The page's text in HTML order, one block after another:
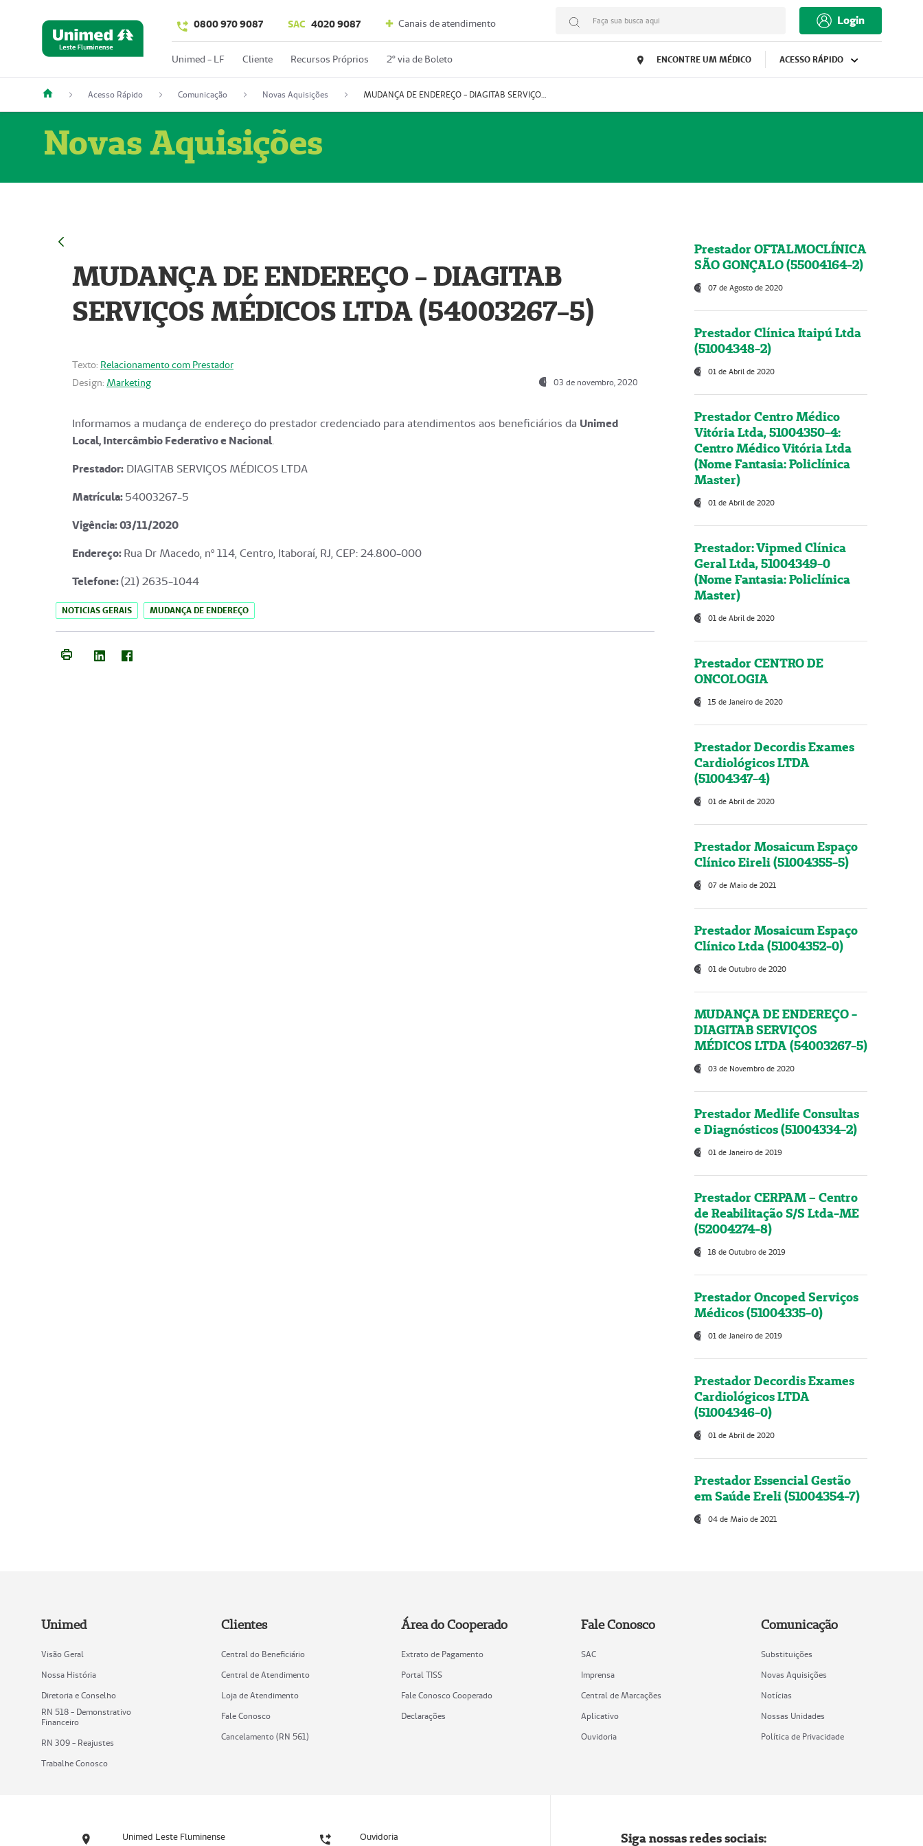
0800 970 9087 SAC 4020 9087 Canais de atendimento Faça sua busca aqui Login
Unimed - LF Cliente Recursos Próprios 2º via de Boleto ENCONTRE UM MÉDICO ACESSO RÁPIDO
Acesso Rápido Comunicação Novas Aquisições MUDANÇA DE ENDEREÇO - DIAGITAB SERVIÇOS MÉDICOS LTDA (54003267-5)
Novas Aquisições
MUDANÇA DE ENDEREÇO - DIAGITAB
SERVIÇOS MÉDICOS LTDA (54003267-5)
Texto: Relacionamento com Prestador
Design: Marketing 03 de novembro, 2020
Informamos a mudança de endereço do prestador credenciado para atendimentos aos beneficiários da Unimed
Local, Intercâmbio Federativo e Nacional.
Prestador: DIAGITAB SERVIÇOS MÉDICOS LTDA
Matrícula:54003267-5
Vigência: 03/11/2020
Endereço:Rua Dr Macedo, nº 114, Centro, Itaboraí, RJ, CEP: 24.800-000
Telefone:(21) 2635-1044
NOTICIAS GERAIS MUDANÇA DE ENDEREÇO
Prestador OFTALMOCLÍNICA
SÃO GONÇALO (55004164-2)
07 de Agosto de 2020
Prestador Clínica Itaipú Ltda
(51004348-2)
01 de Abril de 2020
Prestador Centro Médico
Vitória Ltda, 51004350-4:
Centro Médico Vitória Ltda
(Nome Fantasia: Policlínica
Master)
01 de Abril de 2020
Prestador: Vipmed Clínica
Geral Ltda, 51004349-0
(Nome Fantasia: Policlínica
Master)
01 de Abril de 2020
Prestador CENTRO DE
ONCOLOGIA
15 de Janeiro de 2020
Prestador Decordis Exames
Cardiológicos LTDA
(51004347-4)
01 de Abril de 2020
Prestador Mosaicum Espaço
Clínico Eireli (51004355-5)
07 de Maio de 2021
Prestador Mosaicum Espaço
Clínico Ltda (51004352-0)
01 de Outubro de 2020
MUDANÇA DE ENDEREÇO -
DIAGITAB SERVIÇOS
MÉDICOS LTDA (54003267-5)
03 de Novembro de 2020
Prestador Medlife Consultas
e Diagnósticos (51004334-2)
01 de Janeiro de 2019
Prestador CERPAM – Centro
de Reabilitação S/S Ltda-ME
(52004274-8)
18 de Outubro de 2019
Prestador Oncoped Serviços
Médicos (51004335-0)
01 de Janeiro de 2019
Prestador Decordis Exames
Cardiológicos LTDA
(51004346-0)
01 de Abril de 2020
Prestador Essencial Gestão
em Saúde Ereli (51004354-7)
04 de Maio de 2021
Unimed
Visão Geral
Nossa História
Diretoria e Conselho
RN 518 - Demonstrativo
Financeiro
RN 309 - Reajustes
Trabalhe Conosco
Clientes
Central do Beneficiário
Central de Atendimento
Loja de Atendimento
Fale Conosco
Cancelamento (RN 561)
Área do Cooperado
Extrato de Pagamento
Portal TISS
Fale Conosco Cooperado
Declarações
Fale Conosco
SAC
Imprensa
Central de Marcações
Aplicativo
Ouvidoria
Comunicação
Substituições
Novas Aquisições
Notícias
Nossas Unidades
Política de Privacidade
Unimed Leste Fluminense Ouvidoria Siga nossas redes sociais: